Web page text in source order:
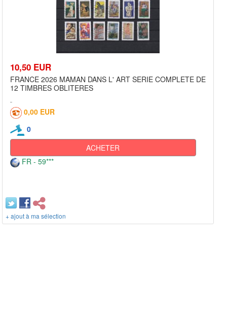
10,50 EUR
FRANCE 2026 MAMAN DANS L' ART SERIE COMPLETE DE
12 TIMBRES OBLITERES
0,00 EUR
0
ACHETER
FR - 59***
+ ajout à ma sélection